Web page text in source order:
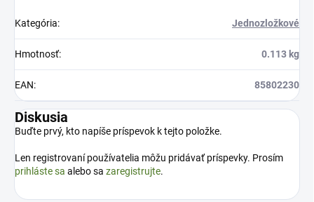
Kategória: Jednozložkové
Hmotnosť: 0.113 kg
EAN: 85802230
Diskusia
Buďte prvý, kto napíše príspevok k tejto položke.
Len registrovaní používatelia môžu pridávať príspevky. Prosím
prihláste sa alebo sa zaregistrujte.